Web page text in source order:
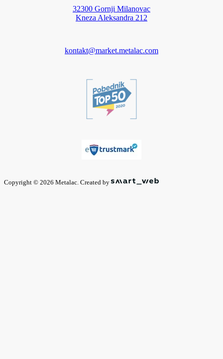
32300 Gornji Milanovac
Kneza Aleksandra 212
kontakt@market.metalac.com
Copyright © 2026 Metalac. Created by